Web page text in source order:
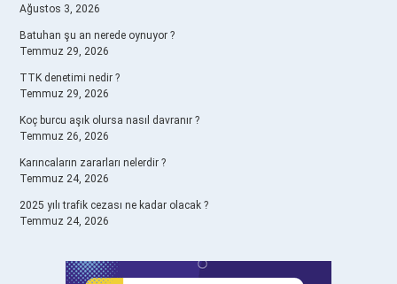
Ağustos 3, 2026
Batuhan şu an nerede oynuyor ?
Temmuz 29, 2026
TTK denetimi nedir ?
Temmuz 29, 2026
Koç burcu aşık olursa nasıl davranır ?
Temmuz 26, 2026
Karıncaların zararları nelerdir ?
Temmuz 24, 2026
2025 yılı trafik cezası ne kadar olacak ?
Temmuz 24, 2026